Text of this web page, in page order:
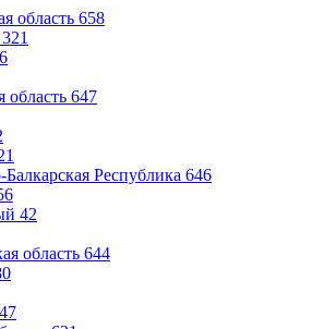
область 658
321
область 647
Республика 646
42
область 644
47